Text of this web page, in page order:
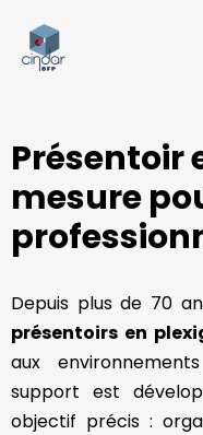
Présentoir
mesure
Depuis plus de 70
présentoirs en
aux
support est
objectif précis :